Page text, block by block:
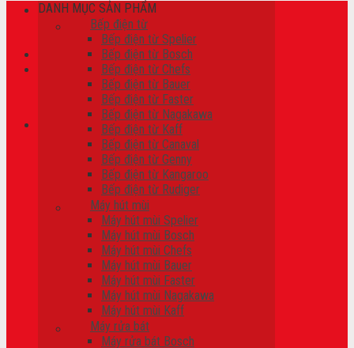
Tìm kiếm:
Giỏ hàng /0₫
Chưa có sản phẩm trong giỏ hàng.
Chưa có sản phẩm trong giỏ hàng.
DANH MỤC SẢN PHẨM
Bếp điện từ
Bếp điện từ Spelier
Bếp điện từ Bosch
Bếp điện từ Chefs
Bếp điện từ Bauer
Bếp điện từ Faster
Bếp điện từ Nagakawa
Bếp điện từ Kaff
Bếp điện từ Canaval
Bếp điện từ Genny
Bếp điện từ Kangaroo
Bếp điện từ Rudiger
Máy hút mùi
Máy hút mùi Spelier
Máy hút mùi Bosch
Máy hút mùi Chefs
Máy hút mùi Bauer
Máy hút mùi Faster
Máy hút mùi Nagakawa
Máy hút mùi Kaff
Máy rửa bát
Máy rửa bát Bosch